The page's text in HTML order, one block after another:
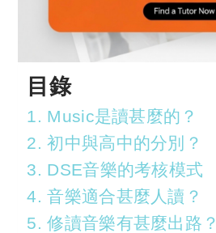
目錄
1. Music是讀甚麼的？
2. 初中與高中的分別？
3. DSE音樂的考核模式
4. 音樂適合甚麼人讀？
5. 修讀音樂有甚麼出路？